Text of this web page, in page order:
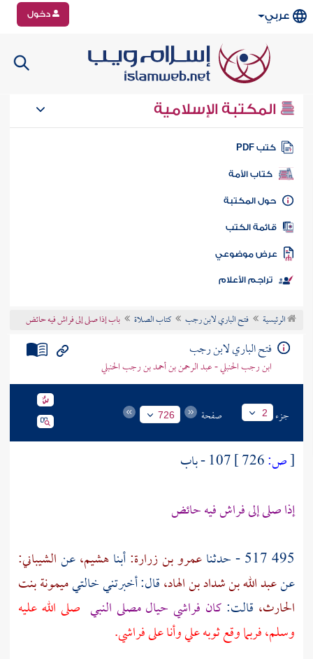
عربي دخول
المكتبة الإسلامية
كتب PDF
كتاب الأمة
المكتبة
الكتب
موضوعي
تراجم الأعلام
الرئيسية فتح الباري لابن رجب كتاب الصلاة باب إذا صلى إلى فراش فيه حائض
فتح الباري لابن رجب
ابن رجب الحنبلي - عبد الرحمن بن أحمد بن رجب الحنبلي
جزء 2 صفحة 726
[ص:
107 - باب
إذا صلى إلى فراش فيه حائض
495 517 - حدثنا
عمرو بن زرارة:أبناهشيم،عنالشيباني:
عنعبد الله بن شداد بن الهاد،قال: أخبرتني خالتيميمونة بنت
الحارث، قالت: كان فراشي حيال مصلى النبي صلى الله عليه
وسلم، فربما وقع ثوبه علي وأنا على فراشي.